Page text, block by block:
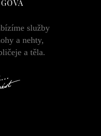
služby
a nehty,
a těla.